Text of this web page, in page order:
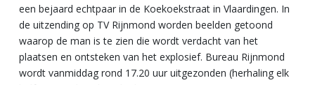
een bejaard echtpaar in de Koekoekstraat in Vlaardingen. In
de uitzending op TV Rijnmond worden beelden getoond
waarop de man is te zien die wordt verdacht van het
plaatsen en ontsteken van het explosief. Bureau Rijnmond
wordt vanmiddag rond 17.20 uur uitgezonden (herhaling elk